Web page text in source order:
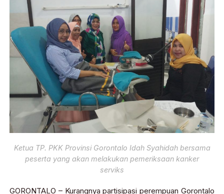
Ketua TP. PKK Provinsi Gorontalo Idah Syahidah bersama
peserta yang akan melakukan pemeriksaan kanker
serviks
GORONTALO – Kurangnya partisipasi perempuan Gorontalo